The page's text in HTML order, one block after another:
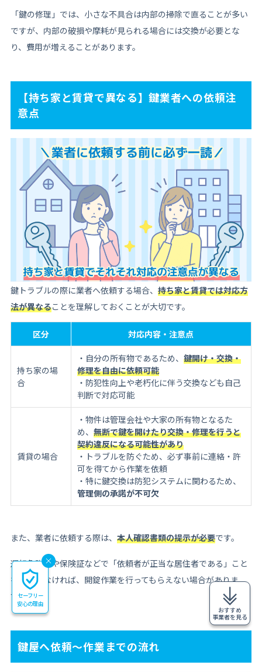
「鍵の修理」では、小さな不具合は内部の掃除で直ることが多い
ですが、内部の破損や摩耗が見られる場合には交換が必要とな
り、費用が増えることがあります。
【持ち家と賃貸で異なる】鍵業者への依頼注
意点
鍵トラブルの際に業者へ依頼する場合、 持ち家と賃貸では対応方
法が異なることを理解しておくことが大切です。
区分 対応内容・注意点
持ち家の場
合
・自分の所有物であるため、 鍵開け・交換・
修理を自由に依頼可能
・防犯性向上や老朽化に伴う交換なども自己
判断で対応可能
賃貸の場合
・物件は管理会社や大家の所有物となるた
め、 無断で鍵を開けたり交換・修理を行うと
契約違反になる可能性があり
・トラブルを防ぐため、必ず事前に連絡・許
可を得てから作業を依頼
・特に鍵交換は防犯システムに関わるため、
管理側の承諾が不可欠
また、業者に依頼する際は、 本人確認書類の提示が必要です。
運転免許証や保険証などで「依頼者が正当な居住者である」こと
を証明しなければ、開錠作業を行ってもらえない場合がありま
す。
鍵屋へ依頼～作業までの流れ
おすすめ
事業者を見る
セーフリー
安心の理由